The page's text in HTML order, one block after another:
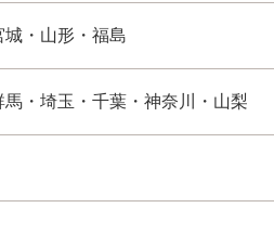
・山形・福島
・埼玉・千葉・神奈川・山梨